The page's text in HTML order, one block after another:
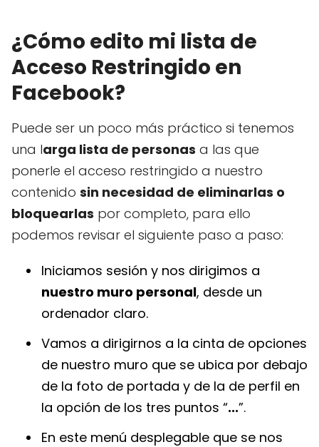
¿Cómo edito mi lista de
Acceso Restringido en
Facebook?
Puede ser un poco más práctico si tenemos
una larga lista de personas a las que
ponerle el acceso restringido a nuestro
contenido sin necesidad de eliminarlas o
bloquearlas por completo, para ello
podemos revisar el siguiente paso a paso:
Iniciamos sesión y nos dirigimos a
nuestro muro personal, desde un
ordenador claro.
Vamos a dirigirnos a la cinta de opciones
de nuestro muro que se ubica por debajo
de la foto de portada y de la de perfil en
la opción de los tres puntos “...”.
En este menú desplegable que se nos